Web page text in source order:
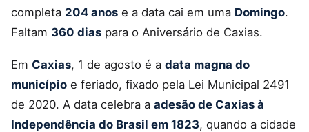
completa 204 anos e a data cai em uma Domingo.
Faltam 360 dias para o Aniversário de Caxias.
Em Caxias, 1 de agosto é a data magna do
município e feriado, fixado pela Lei Municipal 2491
de 2020. A data celebra a adesão de Caxias à
Independência do Brasil em 1823, quando a cidade